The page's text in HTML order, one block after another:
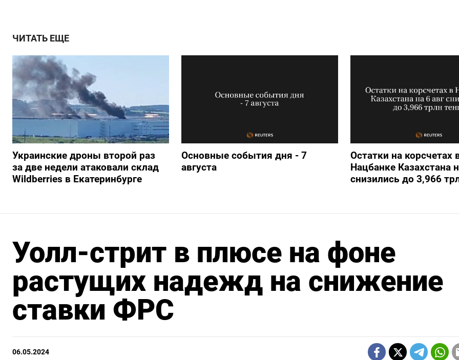
ЧИТАТЬ ЕЩЕ
Украинские дроны второй раз
за две недели атаковали склад
Wildberries в Екатеринбурге
Основные события дня - 7
августа
Остатки на корсчетах
Нацбанке Казахстана
снизились до 3,966
Уолл-стрит в плюсе на фоне
растущих надежд на снижение
ставки ФРС
06.05.2024